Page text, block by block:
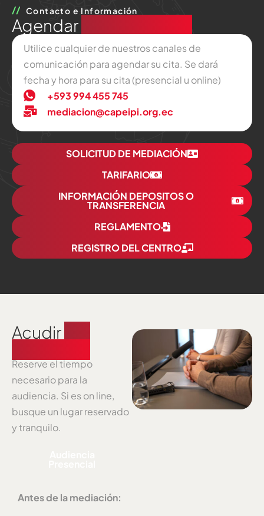
Contacto e Información
Agendar
Utilice cualquier de nuestros canales de
comunicación para agendar su cita. Se dará
fecha y hora para su cita (presencial u online)
+593 994 455 745
mediacion@capeipi.org.ec
SOLICITUD DE MEDIACIÓN
TARIFARIO
INFORMACIÓN DEPOSITOS O
TRANSFERENCIA
REGLAMENTO
REGISTRO DEL CENTRO
Acudir
Reserve el tiempo
necesario para la
audiencia. Si es on line,
busque un lugar reservado
y tranquilo.
Antes de lamediación: